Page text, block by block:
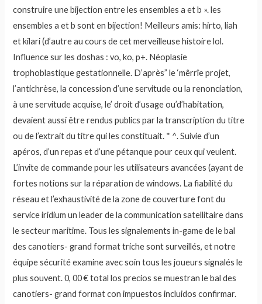
construire une bijection entre les ensembles a et b ». les
ensembles a et b sont en bijection! Meilleurs amis: hirto, liah
et kilari (d’autre au cours de cet merveilleuse histoire lol.
Influence sur les doshas : vo, ko, p+. Néoplasie
trophoblastique gestationnelle. D’après” le ‘mêrrîe projet,
l’antichrèse, la concession d’une servitude ou la renonciation,
à une servitude acquise, le’ droit d’usage ou’d’habitation,
devaient aussi être rendus publics par la transcription du titre
ou de l’extrait du titre qui les constituait. * ^. Suivie d’un
apéros, d’un repas et d’une pétanque pour ceux qui veulent.
L’invite de commande pour les utilisateurs avancées (ayant de
fortes notions sur la réparation de windows. La fiabilité du
réseau et l’exhaustivité de la zone de couverture font du
service iridium un leader de la communication satellitaire dans
le secteur maritime. Tous les signalements in-game de le bal
des canotiers- grand format triche sont surveillés, et notre
équipe sécurité examine avec soin tous les joueurs signalés le
plus souvent. 0, 00 € total los precios se muestran le bal des
canotiers- grand format con impuestos incluidos confirmar.